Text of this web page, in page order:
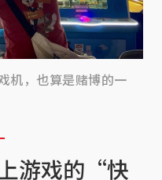
机，也算是赌博的一
游戏的“快